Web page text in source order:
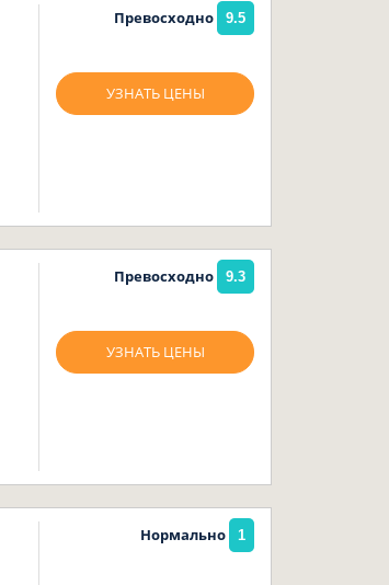
Превосходно 9.5
УЗНАТЬ ЦЕНЫ
Превосходно 9.3
УЗНАТЬ ЦЕНЫ
Нормально 1